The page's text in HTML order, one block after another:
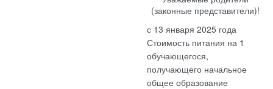
(законные представители)!
с 13 января 2025 года
Стоимость питания на 1
обучающегося,
получающего начальное
общее образование